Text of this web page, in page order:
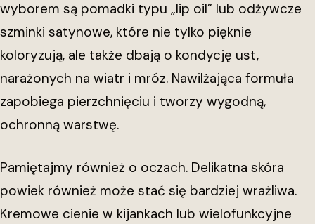
wyborem są pomadki typu „lip oil” lub odżywcze
szminki satynowe, które nie tylko pięknie
koloryzują, ale także dbają o kondycję ust,
narażonych na wiatr i mróz. Nawilżająca formuła
zapobiega pierzchnięciu i tworzy wygodną,
ochronną warstwę.
Pamiętajmy również o oczach. Delikatna skóra
powiek również może stać się bardziej wrażliwa.
Kremowe cienie w kijankach lub wielofunkcyjne